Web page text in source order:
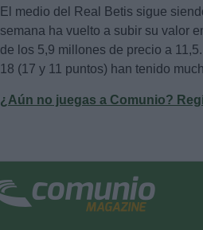
El medio del Real Betis sigue
semana ha vuelto a subir su valor
de los 5,9 millones de precio a
18 (17 y 11 puntos) han tenido
¿Aún no juegas a Comunio?